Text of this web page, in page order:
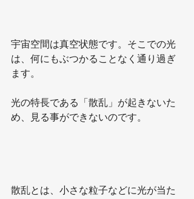
宇宙空間は真空状態です。そこでの光
は、何にもぶつかることなく通り過ぎ
ます。
光の特長である「散乱」が起きないた
め、見る事ができないのです。
散乱とは、小さな粒子などに光が当た